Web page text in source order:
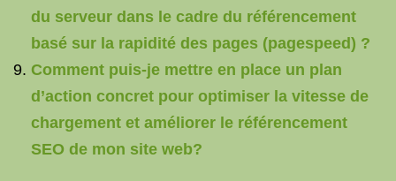
du serveur dans le cadre du référencement
basé sur la rapidité des pages (pagespeed) ?
Comment puis-je mettre en place un plan
d’action concret pour optimiser la vitesse de
chargement et améliorer le référencement
SEO de mon site web?